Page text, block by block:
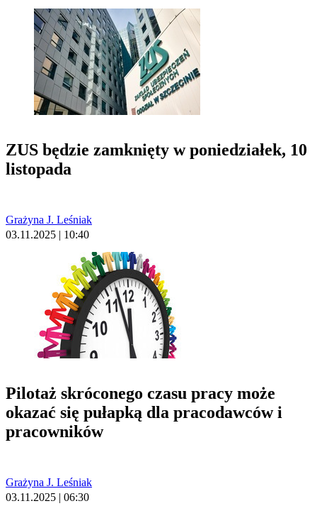
ZUS będzie zamknięty w poniedziałek, 10
listopada
Grażyna J. Leśniak
03.11.2025 | 10:40
Pilotaż skróconego czasu pracy może
okazać się pułapką dla pracodawców i
pracowników
Grażyna J. Leśniak
03.11.2025 | 06:30